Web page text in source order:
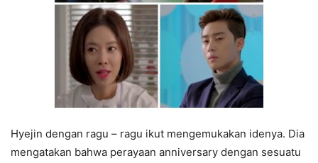
Hyejin dengan ragu – ragu ikut mengemukakan idenya. Dia
mengatakan bahwa perayaan anniversary dengan sesuatu